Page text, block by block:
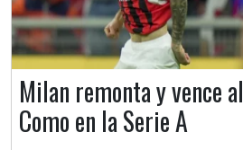
Milan remonta y vence al
Como en la Serie A